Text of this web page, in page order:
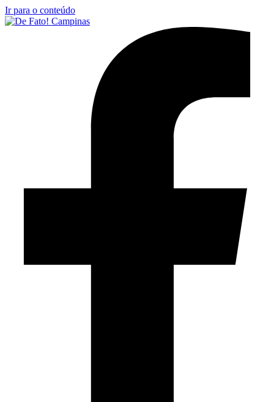
Ir para o conteúdo